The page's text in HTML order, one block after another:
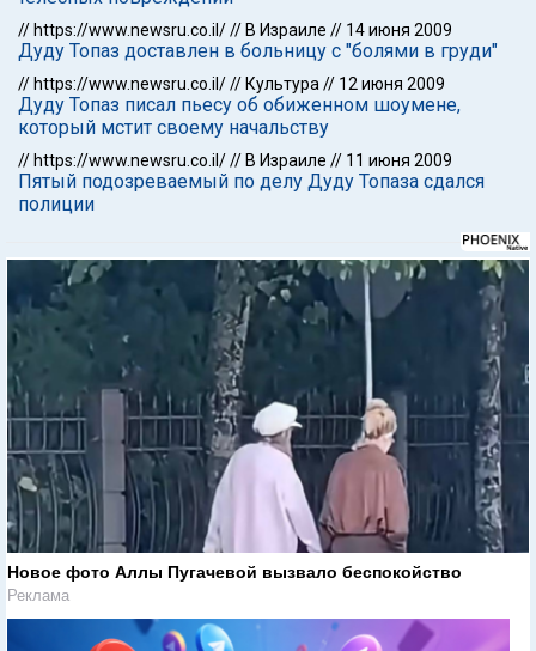
// https://www.newsru.co.il/// В Израиле // 14 июня 2009
Дуду Топаз доставлен в больницу с "болями в груди"
// https://www.newsru.co.il/// Культура // 12 июня 2009
Дуду Топаз писал пьесу об обиженном шоумене,
который мстит своему начальству
// https://www.newsru.co.il/// В Израиле // 11 июня 2009
Пятый подозреваемый по делу Дуду Топаза сдался
полиции
Новое фото Аллы Пугачевой вызвало беспокойство
Реклама